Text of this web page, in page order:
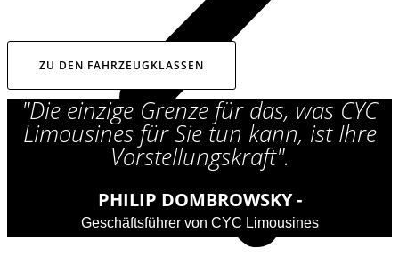
ZU DEN FAHRZEUGKLASSEN
"Die einzige Grenze für das, was CYC
Limousines für Sie tun kann, ist Ihre
Vorstellungskraft".
PHILIP DOMBROWSKY -
Geschäftsführer von CYC Limousines